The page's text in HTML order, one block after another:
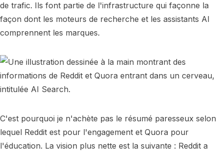
de trafic. Ils font partie de l'infrastructure qui façonne la
façon dont les moteurs de recherche et les assistants AI
comprennent les marques.
C'est pourquoi je n'achète pas le résumé paresseux selon
lequel Reddit est pour l'engagement et Quora pour
l'éducation. La vision plus nette est la suivante : Reddit a